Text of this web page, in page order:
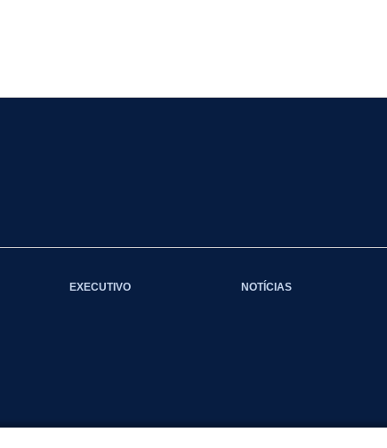
EXECUTIVO NOTÍCIAS